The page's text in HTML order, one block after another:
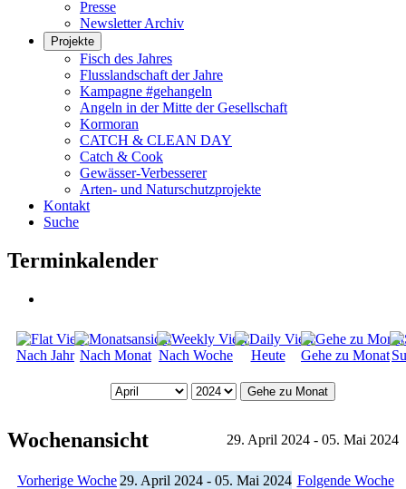
Presse
Newsletter Archiv
Projekte
Fisch des Jahres
Flusslandschaft der Jahre
Kampagne #gehangeln
Angeln in der Mitte der Gesellschaft
Kormoran
CATCH & CLEAN DAY
Catch & Cook
Gewässer-Verbesserer
Arten- und Naturschutzprojekte
Kontakt
Suche
Terminkalender
Nach Jahr Nach Monat Nach Woche Heute Gehe zu Monat
Gehe zu Monat
Wochenansicht 29. April 2024 - 05. Mai 2024
Vorherige Woche 29. April 2024 - 05. Mai 2024 Folgende Woche